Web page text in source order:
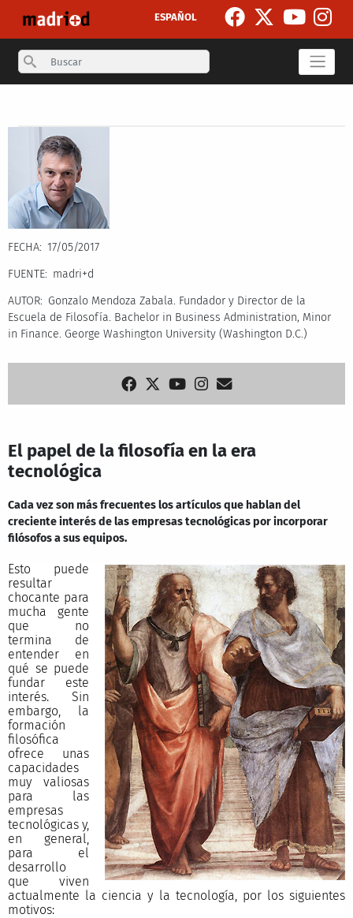
ESPAÑOL
Search
FECHA
17/05/2017
FUENTE
madri+d
AUTOR
Gonzalo Mendoza Zabala. Fundador y Director de la
Escuela de Filosofía. Bachelor in Business Administration, Minor
in Finance. George Washington University (Washington D.C.)
El papel de la filosofía en la era
tecnológica
Cada vez son más frecuentes los artículos que hablan del
creciente interés de las empresas tecnológicas por incorporar
filósofos a sus equipos.
Esto puede
resultar
chocante para
mucha gente
que no
termina de
entender en
qué se puede
fundar este
interés. Sin
embargo, la
formación
filosófica
ofrece unas
capacidades
muy valiosas
para las
empresas
tecnológicas y,
en general,
para el
desarrollo
que viven
actualmente la ciencia y la tecnología, por los siguientes
motivos: